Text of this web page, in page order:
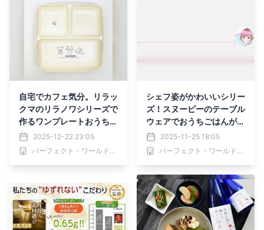
自宅でカフェ気分。リラッ
クマのリラノワシリーズで
作るワンプレートおうちご
はん2025-12-22 23:05
パーフェクト・ワールド株式会社
シェフ姿がかわいいシリー
ズ！スヌーピーのテーブル
ウェアでおうちごはんがカ
フェごはんに大変身！
2025-11-25 18:05
パーフェクト・ワールド株式会社